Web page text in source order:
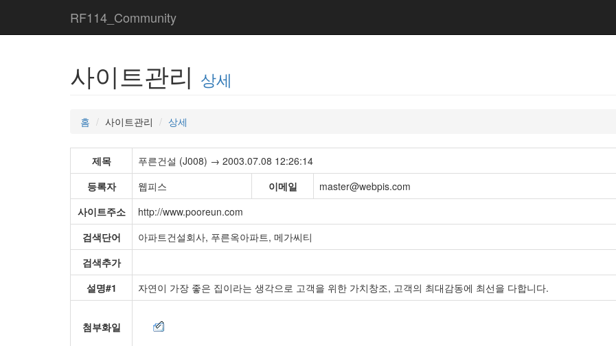
RF114_Community
사이트관리 상세
홈 사이트관리 상세
제목
푸른건설 (J008) → 2003.07.08 12:26:14
등록자
웹피스 이메일 master@webpis.com
사이트주소
http://www.pooreun.com
검색단어
아파트건설회사, 푸른옥아파트, 메가씨티
검색추가
설명#1
자연이 가장 좋은 집이라는 생각으로 고객을 위한 가치창조, 고객의 최대감동에 최선을 다합니다.
첨부화일